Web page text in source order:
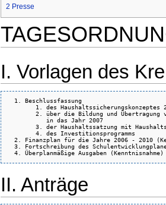
2 Presse
I. Vorlagen des
  1. Beschlussfassung
1. des Haushaltssicherungskonzeptes
2. über die Bildung und Übertragung
           in das Jahr 2007
3. der Haushaltssatzung mit
        4. des Investitionsprogramms
2. Finanzplan für die Jahre 2006 - 2010
3. Fortschreibung des
II. Anträge